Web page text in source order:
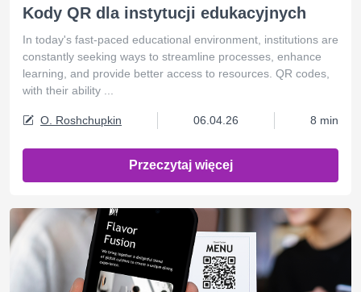
Kody QR dla instytucji edukacyjnych
In today's fast-paced educational environment, institutions are
constantly seeking ways to streamline processes, enhance
learning, and provide better access to resources. QR codes,
with their ability ...
O. Roshchupkin 06.04.26 8 min
Przeczytaj więcej